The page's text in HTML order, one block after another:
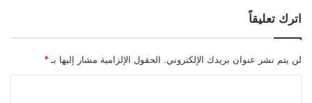
اترك تعليقاً
لن يتم نشر عنوان بريدك الإلكتروني. الحقول الإلزامية مشار إليها بـ *